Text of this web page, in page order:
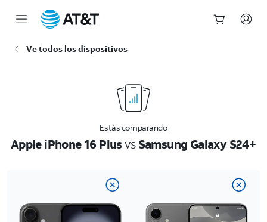
Ve todos los dispositivos
Estás comparando
Apple iPhone 16 PlusvsSamsung Galaxy S24+